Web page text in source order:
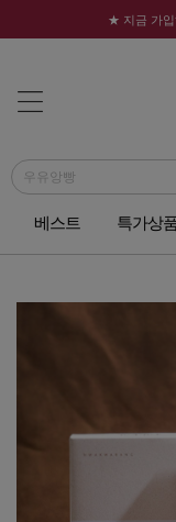
★ 지금 가
베스트 특가상